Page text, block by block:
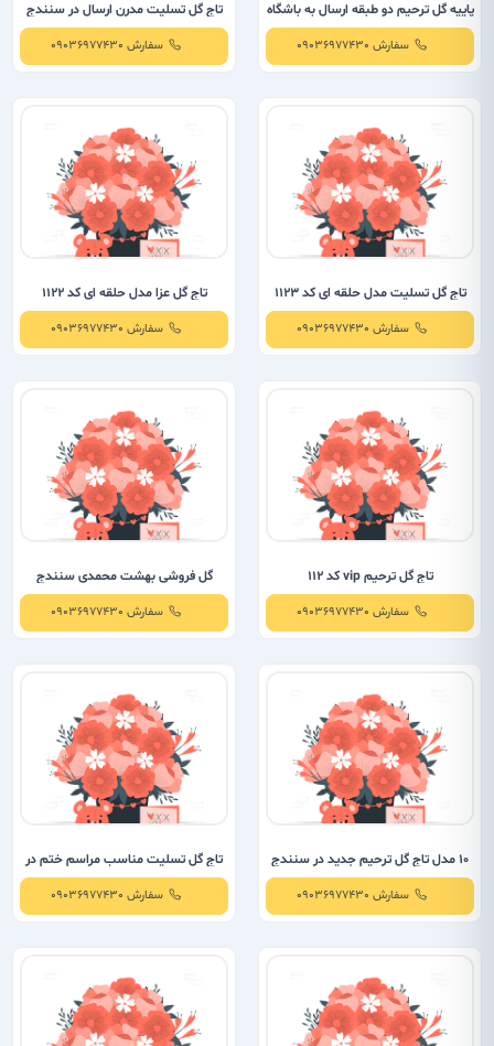
پاییه گل ترحیم دو طبقه ارسال به باشگاه
فرهنگیان سنندج
سفارش 09036977430
تاج گل تسلیت مدرن ارسال در سنندج
سفارش 09036977430
تاج گل تسلیت مدل حلقه ای کد 1123
سفارش 09036977430
تاج گل عزا مدل حلقه ای کد 1122
سفارش 09036977430
تاج گل ترحیم vip کد 112
سفارش 09036977430
گل فروشی بهشت محمدی سنندج
سفارش 09036977430
10 مدل تاج گل ترحیم جدید در سنندج
سفارش 09036977430
تاج گل تسلیت مناسب مراسم ختم در
سنندجسفارش 09036977430